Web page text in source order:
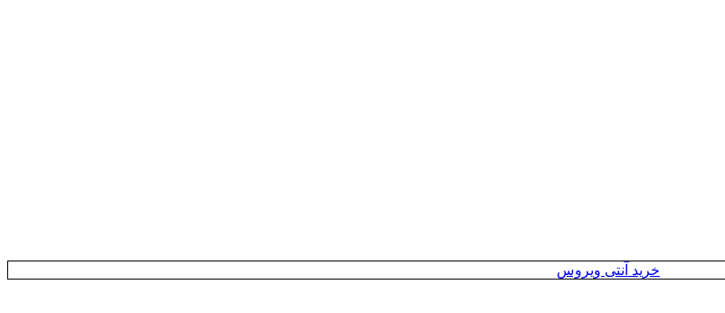
خرید آنتی ویروس